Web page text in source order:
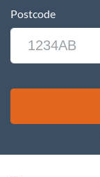
Postcode